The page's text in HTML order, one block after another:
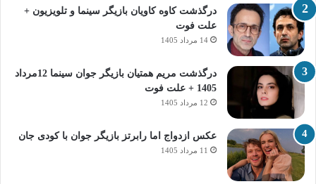
درگذشت کاوه کاویان بازیگر سینما و تلویزیون +
علت فوت
14 مرداد 1405
درگذشت مریم همتیان بازیگر جوان سینما 12مرداد
1405 + علت فوت
12 مرداد 1405
عکس ازدواج اما رابرتز بازیگر جوان با کودی جان
11 مرداد 1405